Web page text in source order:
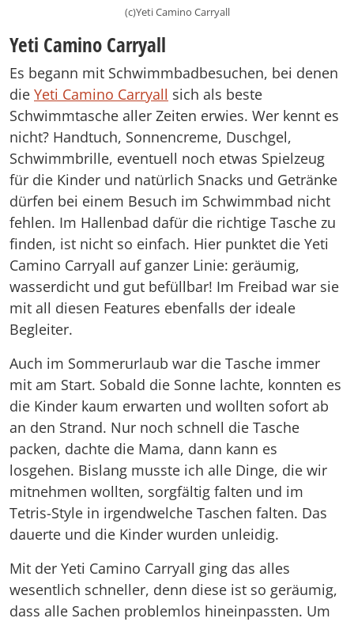
(c)Yeti Camino Carryall
Yeti Camino Carryall
Es begann mit Schwimmbadbesuchen, bei denen
die Yeti Camino Carryall sich als beste
Schwimmtasche aller Zeiten erwies. Wer kennt es
nicht? Handtuch, Sonnencreme, Duschgel,
Schwimmbrille, eventuell noch etwas Spielzeug
für die Kinder und natürlich Snacks und Getränke
dürfen bei einem Besuch im Schwimmbad nicht
fehlen. Im Hallenbad dafür die richtige Tasche zu
finden, ist nicht so einfach. Hier punktet die Yeti
Camino Carryall auf ganzer Linie: geräumig,
wasserdicht und gut befüllbar! Im Freibad war sie
mit all diesen Features ebenfalls der ideale
Begleiter.
Auch im Sommerurlaub war die Tasche immer
mit am Start. Sobald die Sonne lachte, konnten es
die Kinder kaum erwarten und wollten sofort ab
an den Strand. Nur noch schnell die Tasche
packen, dachte die Mama, dann kann es
losgehen. Bislang musste ich alle Dinge, die wir
mitnehmen wollten, sorgfältig falten und im
Tetris-Style in irgendwelche Taschen falten. Das
dauerte und die Kinder wurden unleidig.
Mit der Yeti Camino Carryall ging das alles
wesentlich schneller, denn diese ist so geräumig,
dass alle Sachen problemlos hineinpassten. Um